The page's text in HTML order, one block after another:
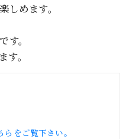
しめます。
。
。
をご覧下さい。